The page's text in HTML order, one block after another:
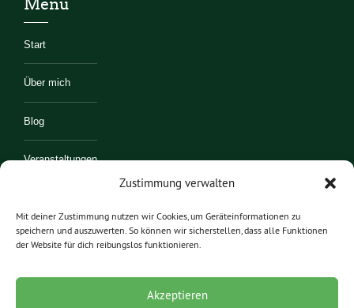
Zustimmung verwalten
Mit deiner Zustimmung nutzen wir Cookies, um Geräteinformationen zu
speichern und auszuwerten. So können wir sicherstellen, dass alle Funktionen
der Website für dich reibungslos funktionieren.
Akzeptieren
Start
Über mich
Blog
Veranstaltungen
Mitmachen